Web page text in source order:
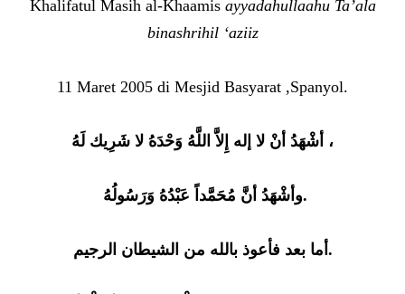
Khalifatul Masih al-Khaamis ayyadahullaahu Ta’ala
binashrihil ‘aziiz
11 Maret 2005 di Mesjid Basyarat ,Spanyol.
أشْهَدُ أنْ لا إله إِلاَّ اللَّهُ وَحْدَهُ لا شَرِيك لَهُ ،
وأشْهَدُ أنَّ مُحَمَّداً عَبْدُهُ وَرَسُولُهُ.
أما بعد فأعوذ بالله من الشيطان الرجيم.